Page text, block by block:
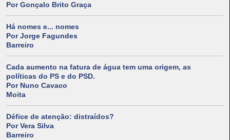
Por Gonçalo Brito Graça
Há nomes e... nomes
Por Jorge Fagundes
Barreiro
Cada aumento na fatura de água tem uma origem, as
políticas do PS e do PSD.
Por Nuno Cavaco
Moita
Défice de atenção: distraídos?
Por Vera Silva
Barreiro